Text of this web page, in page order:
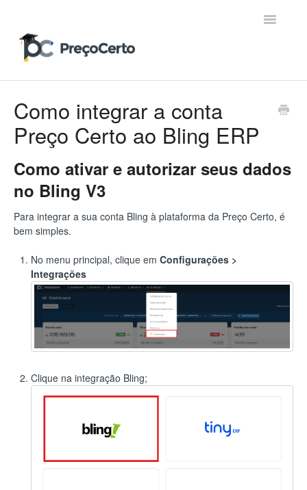
Toggle
Como integrar a conta
Preço Certo ao Bling ERP
Como ativar e autorizar seus dados
no Bling V3
Para integrar a sua conta Bling à plataforma da Preço Certo, é
bem simples.
No menu principal, clique em Configurações >
Integrações
Clique na integração Bling;